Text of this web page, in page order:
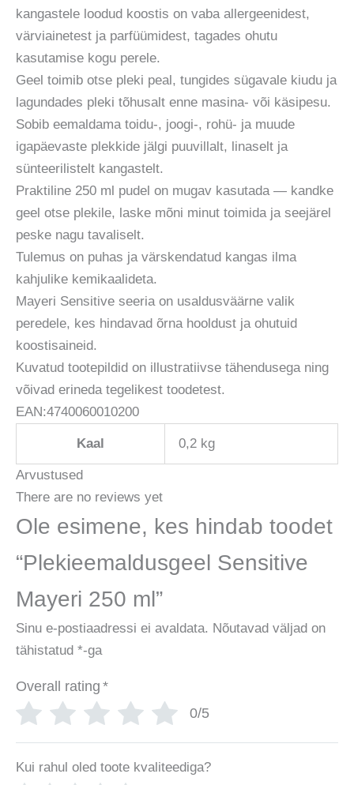
kangastele loodud koostis on vaba allergeenidest,
värviainetest ja parfüümidest, tagades ohutu
kasutamise kogu perele.
Geel toimib otse pleki peal, tungides sügavale kiudu ja
lagundades pleki tõhusalt enne masina- või käsipesu.
Sobib eemaldama toidu-, joogi-, rohü- ja muude
igapäevaste plekkide jälgi puuvillalt, linaselt ja
sünteerilistelt kangastelt.
Praktiline 250 ml pudel on mugav kasutada — kandke
geel otse plekile, laske mõni minut toimida ja seejärel
peske nagu tavaliselt.
Tulemus on puhas ja värskendatud kangas ilma
kahjulike kemikaalideta.
Mayeri Sensitive seeria on usaldusväärne valik
peredele, kes hindavad õrna hooldust ja ohutuid
koostisaineid.
Kuvatud tootepildid on illustratiivse tähendusega ning
võivad erineda tegelikest toodetest.
EAN:4740060010200
Kaal 0,2 kg
Arvustused
There are no reviews yet
Ole esimene, kes hindab toodet
“Plekieemaldusgeel Sensitive
Mayeri 250 ml”
Sinu e-postiaadressi ei avaldata. Nõutavad väljad on
tähistatud *-ga
Overall rating *
0/5
Kui rahul oled toote kvaliteediga?